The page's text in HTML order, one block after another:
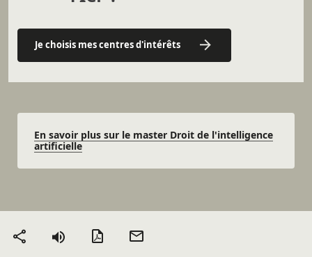
Je choisis mes centres d'intérêts
En savoir plus sur le master Droit de l'intelligence
artificielle
Partager Version PDF